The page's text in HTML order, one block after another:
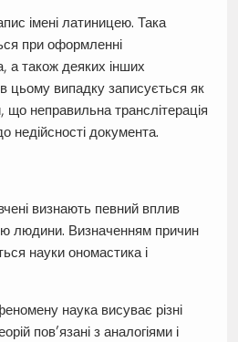
імені латиницею. Така
при оформленні
а також деяких інших
в цьому випадку записується як
що неправильна транслітерація
недійсності документа.
визнають певний вплив
людини. Визначенням причин
науки ономастика і
наука висуває різні
пов’язані з аналогіями і